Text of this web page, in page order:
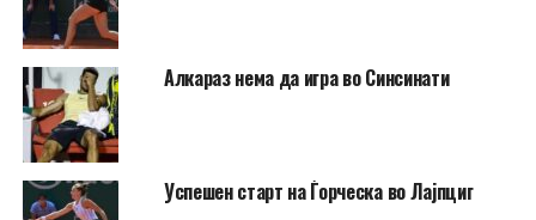
Алкараз нема да игра во Синсинати
Успешен старт на Ѓорческа во Лајпциг